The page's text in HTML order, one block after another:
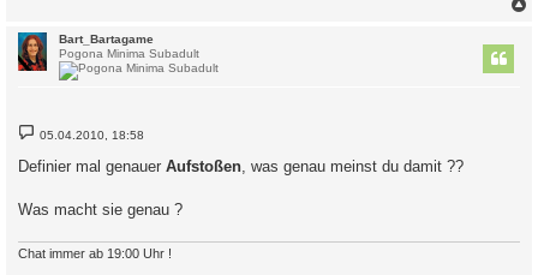
Bart_Bartagame
Pogona Minima Subadult
B
e
t
g
05.04.2010, 18:58
Definier mal genauer Aufstoßen , was genau meinst du damit ??
Was macht sie genau ?
Chat immer ab 19:00 Uhr !